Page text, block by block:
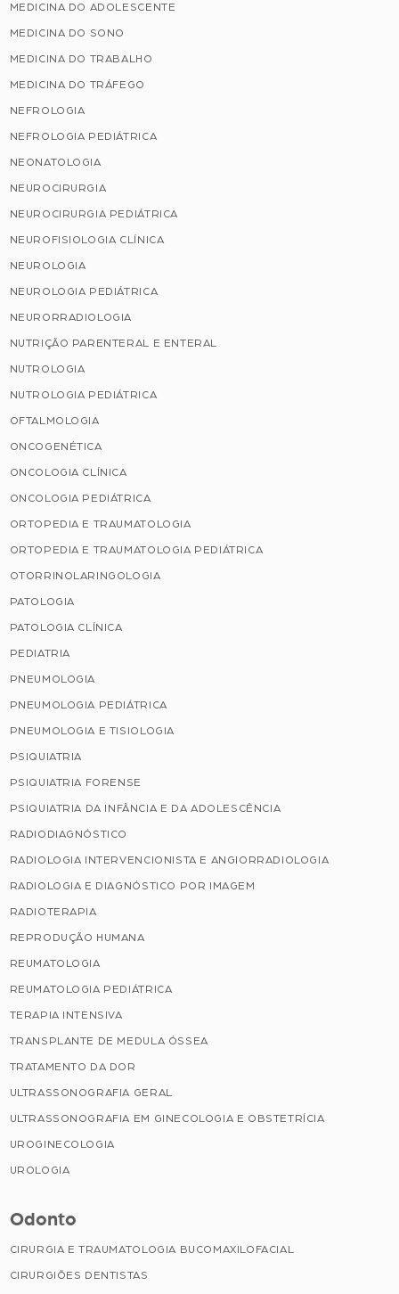
MEDICINA DO ADOLESCENTE
MEDICINA DO SONO
MEDICINA DO TRABALHO
MEDICINA DO TRÁFEGO
NEFROLOGIA
NEFROLOGIA PEDIÁTRICA
NEONATOLOGIA
NEUROCIRURGIA
NEUROCIRURGIA PEDIÁTRICA
NEUROFISIOLOGIA CLÍNICA
NEUROLOGIA
NEUROLOGIA PEDIÁTRICA
NEURORRADIOLOGIA
NUTRIÇÃO PARENTERAL E ENTERAL
NUTROLOGIA
NUTROLOGIA PEDIÁTRICA
OFTALMOLOGIA
ONCOGENÉTICA
ONCOLOGIA CLÍNICA
ONCOLOGIA PEDIÁTRICA
ORTOPEDIA E TRAUMATOLOGIA
ORTOPEDIA E TRAUMATOLOGIA PEDIÁTRICA
OTORRINOLARINGOLOGIA
PATOLOGIA
PATOLOGIA CLÍNICA
PEDIATRIA
PNEUMOLOGIA
PNEUMOLOGIA PEDIÁTRICA
PNEUMOLOGIA E TISIOLOGIA
PSIQUIATRIA
PSIQUIATRIA FORENSE
PSIQUIATRIA DA INFÂNCIA E DA ADOLESCÊNCIA
RADIODIAGNÓSTICO
RADIOLOGIA INTERVENCIONISTA E ANGIORRADIOLOGIA
RADIOLOGIA E DIAGNÓSTICO POR IMAGEM
RADIOTERAPIA
REPRODUÇÃO HUMANA
REUMATOLOGIA
REUMATOLOGIA PEDIÁTRICA
TERAPIA INTENSIVA
TRANSPLANTE DE MEDULA ÓSSEA
TRATAMENTO DA DOR
ULTRASSONOGRAFIA GERAL
ULTRASSONOGRAFIA EM GINECOLOGIA E OBSTETRÍCIA
UROGINECOLOGIA
UROLOGIA
Odonto
CIRURGIA E TRAUMATOLOGIA BUCOMAXILOFACIAL
CIRURGIÕES DENTISTAS